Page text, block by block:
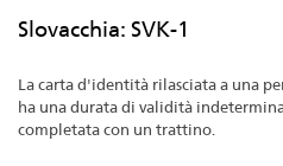
Slovacchia: SVK-1
La carta d'identità rilasciata a una
ha una durata di validità
completata con un trattino.